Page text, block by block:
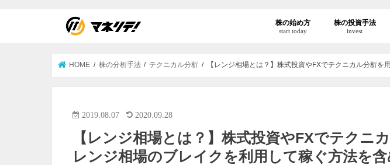
株の始め方
start today
株の投資手法
invest
HOME 株の分析手法 テクニカル分析 【レンジ相場とは？】株式投資やFXでテクニカル分析を
2019.08.07 2020.09.28
【レンジ相場とは？】株式投資やFXでテクニ
レンジ相場のブレイクを利用して稼ぐ方法を含